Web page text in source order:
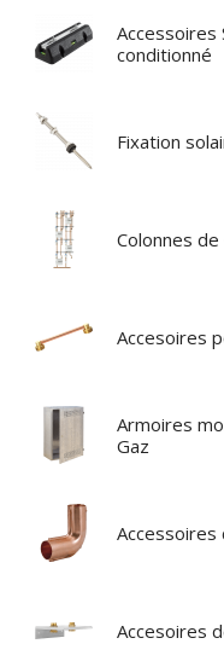
Accessoires
conditionné
Fixation
Colonnes de
Accesoires
Armoires
Gaz
Accesoires